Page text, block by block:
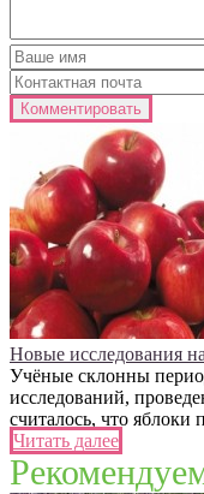
Новые исследования
Учёные склонны
исследований,
считалось, что яблоки
Читать далее